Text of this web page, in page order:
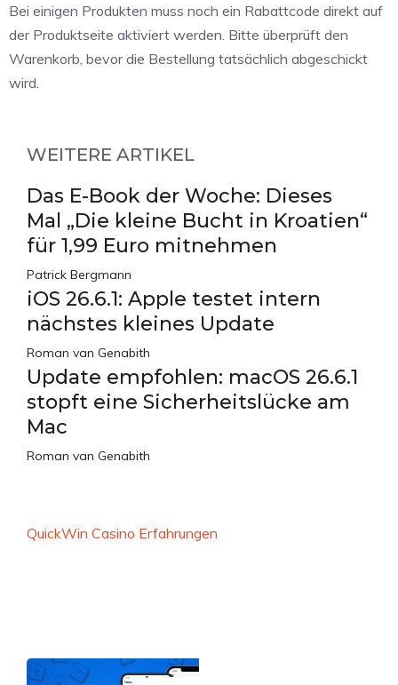
Bei einigen Produkten muss noch ein Rabattcode direkt auf
der Produktseite aktiviert werden. Bitte überprüft den
Warenkorb, bevor die Bestellung tatsächlich abgeschickt
wird.
WEITERE ARTIKEL
Das E-Book der Woche: Dieses
Mal „Die kleine Bucht in Kroatien“
für 1,99 Euro mitnehmen
Patrick Bergmann
iOS 26.6.1: Apple testet intern
nächstes kleines Update
Roman van Genabith
Update empfohlen: macOS 26.6.1
stopft eine Sicherheitslücke am
Mac
Roman van Genabith
QuickWin Casino Erfahrungen